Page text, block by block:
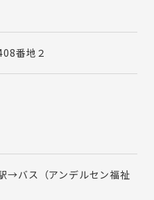
番地２
→バス（アンデルセン福祉